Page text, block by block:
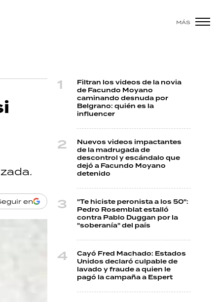
MÁS
en
Filtran los videos de la novia
de Facundo Moyano
caminando desnuda por
Belgrano: quién es la
influencer
Nuevos videos impactantes
de la madrugada de
descontrol y escándalo que
dejó a Facundo Moyano
detenido
"Te hiciste peronista a los 50":
Pedro Rosemblat estalló
contra Pablo Duggan por la
"soberanía" del país
Cayó Fred Machado: Estados
Unidos declaró culpable de
lavado y fraude a quien le
pagó la campaña a Espert